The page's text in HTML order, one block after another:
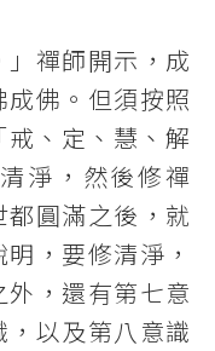
」禪師開示，成
佛。但須按照
、定、慧、解
淨，然後修禪
圓滿之後，就
，要修清淨，
，還有第七意
以及第八意識